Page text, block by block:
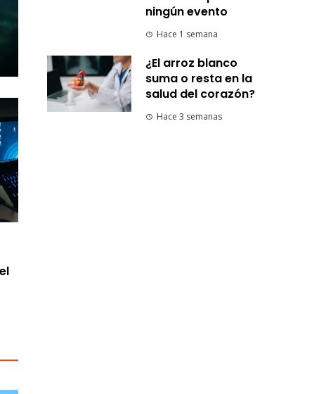
ningún evento
Hace 1 semana
¿El arroz blanco
suma o resta en la
salud del corazón?
Hace 3 semanas